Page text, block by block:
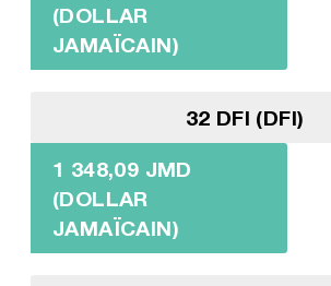
(DOLLAR
JAMAÏCAIN)
32 DFI (DFI)
1 348,09 JMD
(DOLLAR
JAMAÏCAIN)